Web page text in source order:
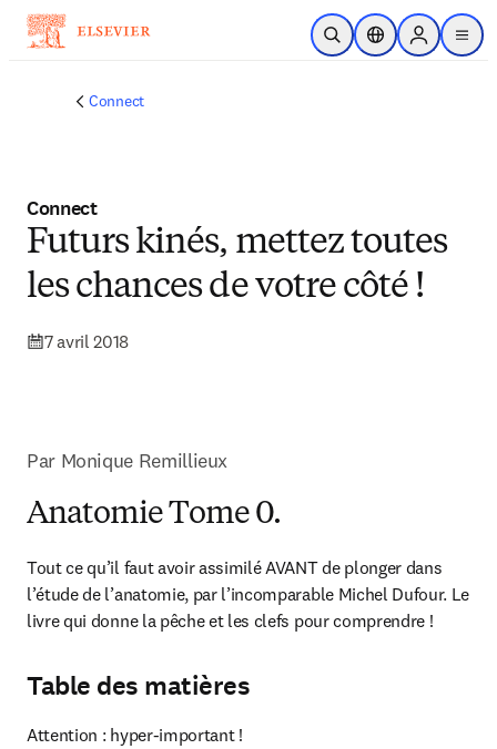
Passer au contenu principal
Ouvrir la recherche
Sélecteur de
Sign in to
menu
Connect
Connect
Futurs kinés, mettez toutes
les chances de votre côté !
7 avril 2018
Par Monique Remillieux
Anatomie Tome 0.
Tout ce qu’il faut avoir assimilé AVANT de plonger dans
l’étude de l’anatomie, par l’incomparable Michel Dufour. Le
livre qui donne la pêche et les clefs pour comprendre !
Table des matières
Attention : hyper-important !